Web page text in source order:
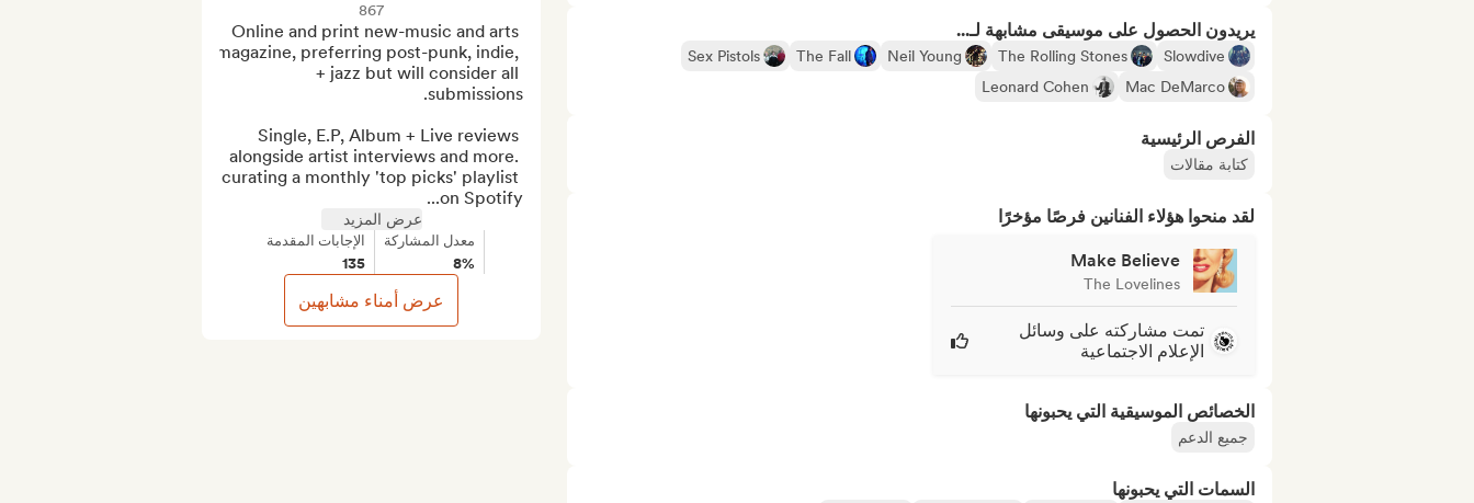
يريدون الحصول على موسيقى مشابهة لـ...
Slowdive
The Rolling Stones
Neil Young
The Fall
Sex Pistols
Mac DeMarco
Leonard Cohen
الفرص الرئيسية
كتابة مقالات
لقد منحوا هؤلاء الفنانين فرصًا مؤخرًا
Make Believe
The Lovelines
تمت مشاركته على وسائل
الإعلام الاجتماعية
الخصائص الموسيقية التي يحبونها
جميع الدعم
السمات التي يحبونها
867
Online and print new-music and arts
magazine, preferring post-punk, indie,
+ jazz but will consider all
Single, E.P, Album + Live reviews
alongside artist interviews and more.
curating a monthly 'top picks' playlist
on Spotify...
عرض المزيد
معدل المشاركة
8%
الإجابات المقدمة
135
عرض أمناء مشابهين